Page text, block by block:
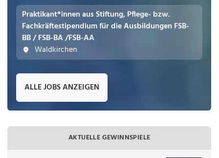
Praktikant*innen aus Stiftung, Pflege- bzw.
Fachkräftestipendium für die Ausbildungen FSB-
BB / FSB-BA /FSB-AA
Waldkirchen
ALLE JOBS ANZEIGEN
AKTUELLE GEWINNSPIELE